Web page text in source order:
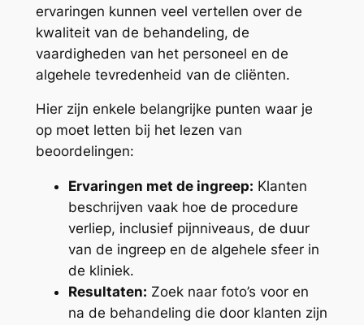
ervaringen kunnen veel vertellen over de
kwaliteit van de behandeling, de
vaardigheden van het personeel en de
algehele tevredenheid van de cliënten.
Hier zijn enkele belangrijke punten waar je
op moet letten bij het lezen van
beoordelingen:
Ervaringen met de ingreep: Klanten
beschrijven vaak hoe de procedure
verliep, inclusief pijnniveaus, de duur
van de ingreep en de algehele sfeer in
de kliniek.
Resultaten: Zoek naar foto’s voor en
na de behandeling die door klanten zijn